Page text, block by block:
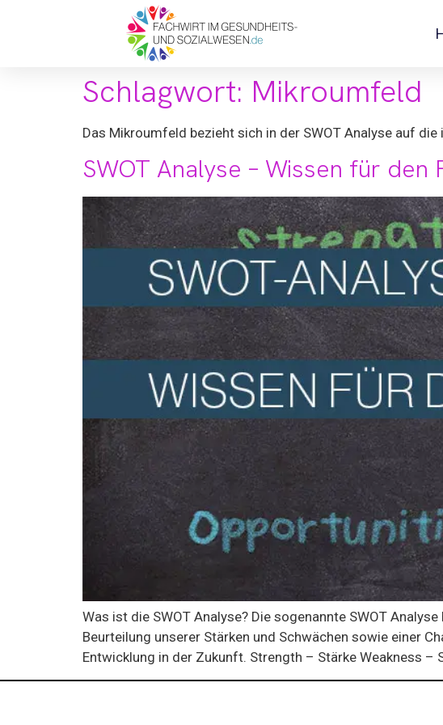
Schlagwort: Mikroumfeld
Das Mikroumfeld bezieht sich in der SWOT Analyse auf
SWOT Analyse – Wissen für den
Was ist die SWOT Analyse? Die sogenannte SWOT
Beurteilung unserer Stärken und Schwächen sowie einer
Entwicklung in der Zukunft. Strength – Stärke Weakness